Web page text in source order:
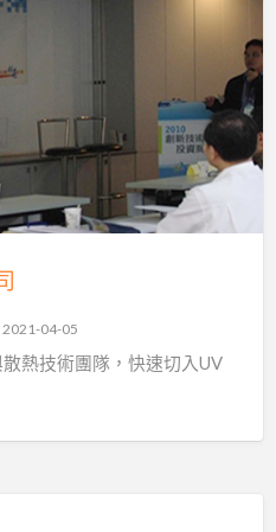
2021-04-05
熱技術團隊，快速切入UV